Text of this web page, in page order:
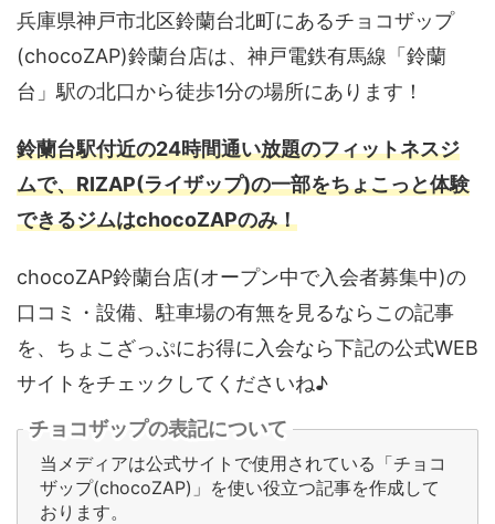
兵庫県神戸市北区鈴蘭台北町にあるチョコザップ
(chocoZAP)鈴蘭台店は、神戸電鉄有馬線「鈴蘭
台」駅の北口から徒歩1分の場所にあります！
鈴蘭台駅付近の24時間通い放題のフィットネスジ
ムで、RIZAP(ライザップ)の一部をちょこっと体験
できるジムはchocoZAPのみ！
chocoZAP鈴蘭台店(オープン中で入会者募集中)の
口コミ・設備、駐車場の有無を見るならこの記事
を、ちょこざっぷにお得に入会なら下記の公式WEB
サイトをチェックしてくださいね♪
チョコザップの表記について
当メディアは公式サイトで使用されている「チョコ
ザップ(chocoZAP)」を使い役立つ記事を作成して
おります。